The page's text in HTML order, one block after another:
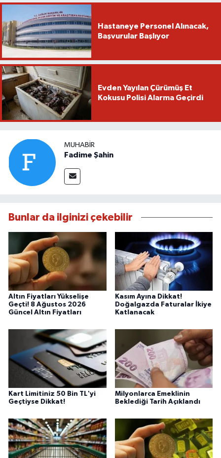
Hastaneye Personel Alınacak,
Başvurular Başlıyor
Evden Yayılan Çürümüş Et
Kokusu Polisi Alarma Geçirdi
MUHABIR
Fadime Şahin
Bunlar da ilginizi çekebilir
Altın Fiyatları Yükselişe
Geçti! 8 Ağustos 2026
Güncel Altın Fiyatları
Kasım Ayına Dikkat!
Doğalgazda Faturalar İkiye
Katlanacak
Kart Limitiniz 50 Bin TL'yi
Geçtiyse Dikkat!
Milyonlarca Emeklinin
Beklediği Tarih Açıklandı